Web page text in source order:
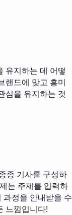
유지하는 데 어떻
랜드에 맞고 흥미
심을 유지하는 것
종 기사를 구성하
는 주제를 입력하
과정을 안내받을 수
느낌입니다!